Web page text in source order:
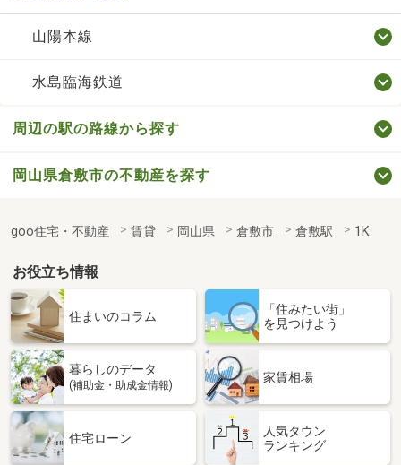
山陽本線
水島臨海鉄道
周辺の駅の路線から探す
岡山県倉敷市の不動産を探す
goo住宅・不動産 賃貸 岡山県 倉敷市 倉敷駅 1K
お役立ち情報
住まいのコラム
「住みたい街」
を見つけよう
暮らしのデータ
(補助金・助成金情報)
家賃相場
住宅ローン
人気タウン
ランキング